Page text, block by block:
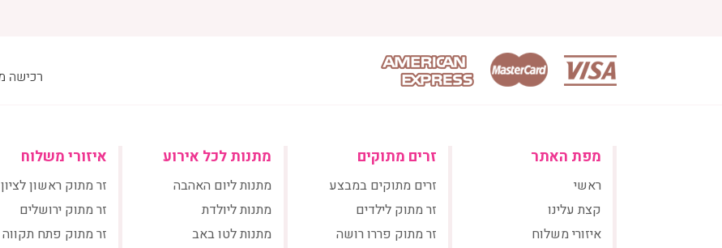
מפת האתר
ראשי
קצת עלינו
איזורי משלוח
זרים מתוקים
זרים מתוקים במבצע
זר מתוק לילדים
זר מתוק פררו רושה
מתנות לכל אירוע
מתנות ליום האהבה
מתנות ליולדת
מתנות לטו באב
איזורי משלוח
זר מתוק ראשון לציון
זר מתוק ירושלים
זר מתוק פתח תקווה